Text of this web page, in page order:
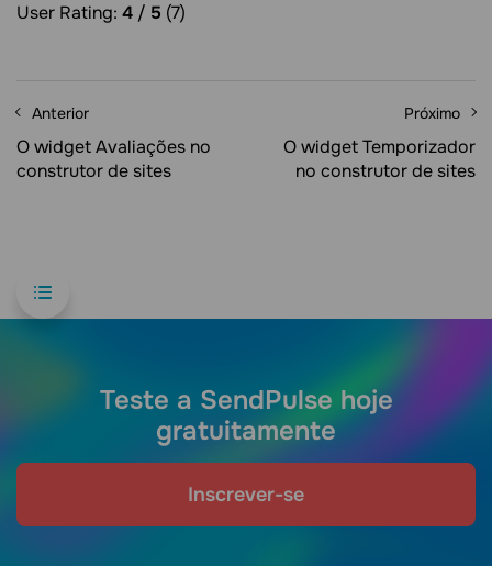
User Rating: 4 / 5 (7)
Anterior
O widget Avaliações no
construtor de sites
Próximo
O widget Temporizador
no construtor de sites
Teste a SendPulse hoje
gratuitamente
Inscrever-se